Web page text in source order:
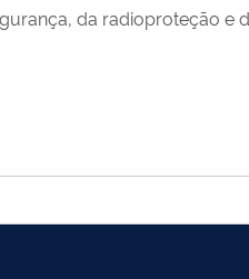
da radioproteção e